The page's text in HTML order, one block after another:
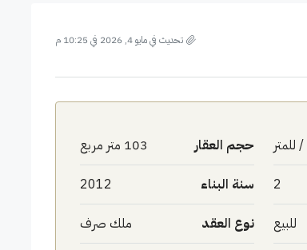
تحديث في مايو 4, 2026 في 10:25 م
حجم العقار 103 متر مربع
2 سنة البناء 2012
للبيع نوع العقد ملك صرف